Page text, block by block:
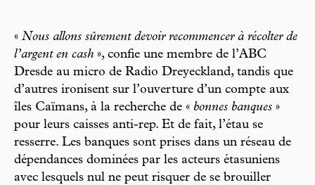
« Nous allons sûrement devoir recommencer à récolter de
l’argent en cash », confie une membre de l’ABC
Dresde au micro de Radio Dreyeckland, tandis que
d’autres ironisent sur l’ouverture d’un compte aux
îles Caïmans, à la recherche de « bonnes banques »
pour leurs caisses anti-rep. Et de fait, l’étau se
resserre. Les banques sont prises dans un réseau de
dépendances dominées par les acteurs étasuniens
avec lesquels nul ne peut risquer de se brouiller